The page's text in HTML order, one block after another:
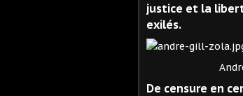
justice et la
exilés.
André Gill.
De censure en